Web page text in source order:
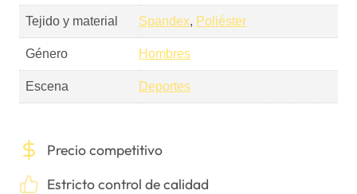
Tejido y material Spandex, Poliéster
Género Hombres
Escena Deportes
Precio competitivo
Estricto control de calidad